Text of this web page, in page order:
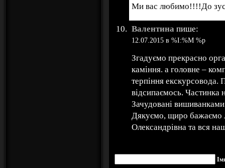
Ми вас любимо!!!!До
Валентина пише:
12.07.2015 в %I:%M %p
Згадуємо прекрасно
каміння. а головне –
терпіння екскурсовода.
відсипаємось. Частинка
Зачудовані
Дякуємо, щиро бажаємо
Олександрівна та вся